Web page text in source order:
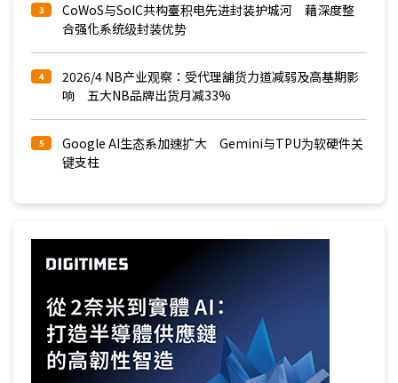
3
CoWoS与SoIC共构臺积电先进封装护城河 藉深度整
合强化系统级封装优势
4
2026/4 NB产业观察：受代理舖货力道减弱及高基期影
响 五大NB品牌出货月减33%
5
Google AI生态系加速扩大 Gemini与TPU为软硬件关
键支柱